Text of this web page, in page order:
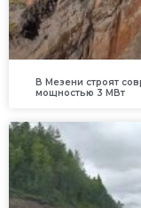
В Мезени строят
мощностью 3 МВт